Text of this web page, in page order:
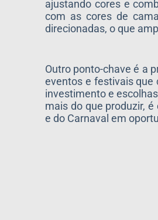
ajustando cores e
com as cores de
direcionadas, o que
Outro ponto-chave é a
eventos e festivais que
investimento e
mais do que produzir,
e do Carnaval em